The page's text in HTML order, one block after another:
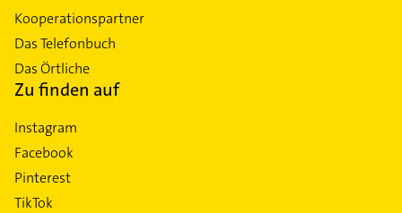
Kooperationspartner
Das Telefonbuch
Das Örtliche
Zu finden auf
Instagram
Facebook
Pinterest
TikTok